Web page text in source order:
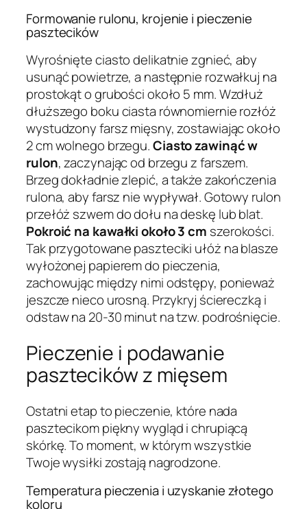
Formowanie rulonu, krojenie i pieczenie
pasztecików
Wyrośnięte ciasto delikatnie zgnieć, aby
usunąć powietrze, a następnie rozwałkuj na
prostokąt o grubości około 5 mm. Wzdłuż
dłuższego boku ciasta równomiernie rozłóż
wystudzony farsz mięsny, zostawiając około
2 cm wolnego brzegu.Ciasto zawinąć w
rulon, zaczynając od brzegu z farszem.
Brzeg dokładnie zlepić, a także zakończenia
rulona, aby farsz nie wypływał. Gotowy rulon
przełóż szwem do dołu na deskę lub blat.
Pokroić na kawałki około 3 cm szerokości.
Tak przygotowane paszteciki ułóż na blasze
wyłożonej papierem do pieczenia,
zachowując między nimi odstępy, ponieważ
jeszcze nieco urosną. Przykryj ściereczką i
odstaw na 20-30 minut na tzw. podrośnięcie.
Pieczenie i podawanie
pasztecików z mięsem
Ostatni etap to pieczenie, które nada
pasztecikom piękny wygląd i chrupiącą
skórkę. To moment, w którym wszystkie
Twoje wysiłki zostają nagrodzone.
Temperatura pieczenia i uzyskanie złotego
koloru